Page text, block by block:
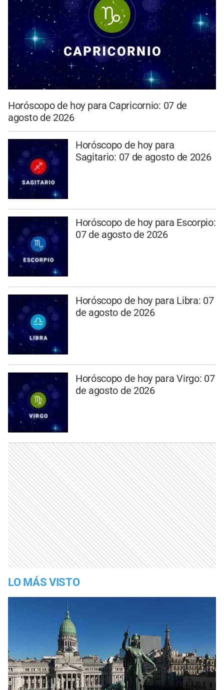
Horóscopo de hoy para Capricornio: 07 de
agosto de 2026
Horóscopo de hoy para
Sagitario: 07 de agosto de 2026
Horóscopo de hoy para Escorpio:
07 de agosto de 2026
Horóscopo de hoy para Libra: 07
de agosto de 2026
Horóscopo de hoy para Virgo: 07
de agosto de 2026
LO MÁS VISTO